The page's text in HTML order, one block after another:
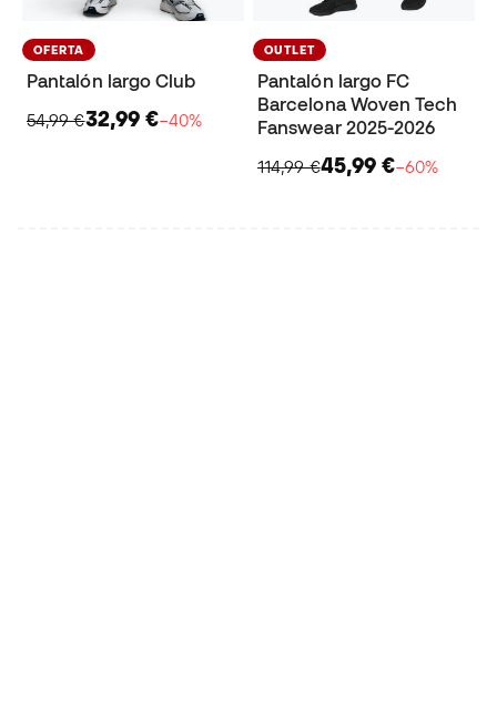
OFERTA
Pantalón largo Club
54,99 €32,99 €−40%
OUTLET
Pantalón largo FC
Barcelona Woven Tech
Fanswear 2025-2026
114,99 €45,99 €−60%